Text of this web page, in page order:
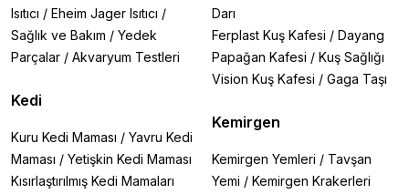
Isıtıcı / Eheim Jager Isıtıcı /
Sağlık ve Bakım / Yedek
Parçalar / Akvaryum Testleri
Kedi
Kuru Kedi Maması / Yavru Kedi
Maması / Yetişkin Kedi Maması
Kısırlaştırılmış Kedi Mamaları
Darı
Ferplast Kuş Kafesi / Dayang
Papağan Kafesi / Kuş Sağlığı
Vision Kuş Kafesi / Gaga Taşı
Kemirgen
Kemirgen Yemleri / Tavşan
Yemi / Kemirgen Krakerleri